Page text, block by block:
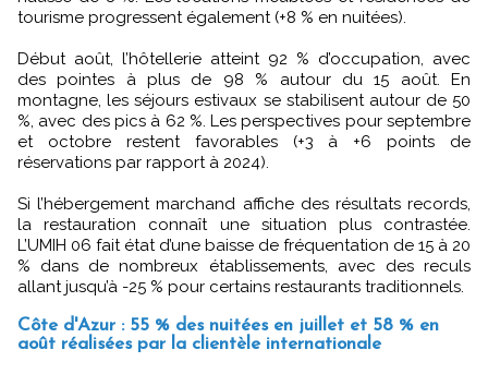
tourisme progressent également (+8 % en nuitées).
Début août, l’hôtellerie atteint 92 % d’occupation, avec
des pointes à plus de 98 % autour du 15 août. En
montagne, les séjours estivaux se stabilisent autour de 50
%, avec des pics à 62 %. Les perspectives pour septembre
et octobre restent favorables (+3 à +6 points de
réservations par rapport à 2024).
Si l’hébergement marchand affiche des résultats records,
la restauration connaît une situation plus contrastée.
L’UMIH 06 fait état d’une baisse de fréquentation de 15 à 20
% dans de nombreux établissements, avec des reculs
allant jusqu’à -25 % pour certains restaurants traditionnels.
Côte d'Azur : 55 % des nuitées en juillet et 58 % en
août réalisées par la clientèle internationale